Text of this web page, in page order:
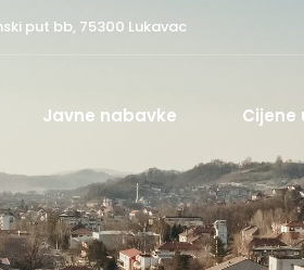
put bb, 75300 Lukavac
Javne nabavke Cijene